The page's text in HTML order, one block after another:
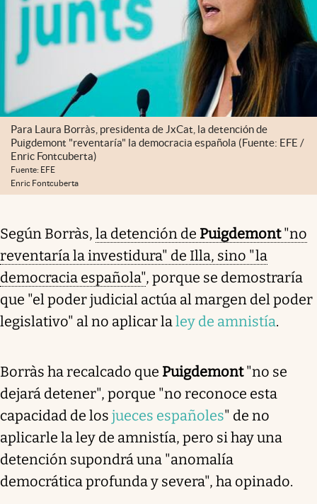
Para Laura Borràs, presidenta de JxCat, la detención de
Puigdemont "reventaría" la democracia española (Fuente: EFE /
Enric Fontcuberta)
Fuente: EFE
Enric Fontcuberta
Según Borràs, la detención de Puigdemont"no
reventaría la investidura" de Illa, sino "la
democracia española", porque se demostraría
que "el poder judicial actúa al margen del poder
legislativo" al no aplicar laley de amnistía.
Borràs ha recalcado que Puigdemont"no se
dejará detener", porque "no reconoce esta
capacidad de los jueces españoles" de no
aplicarle la ley de amnistía, pero si hay una
detención supondrá una "anomalía
democrática profunda y severa", ha opinado.